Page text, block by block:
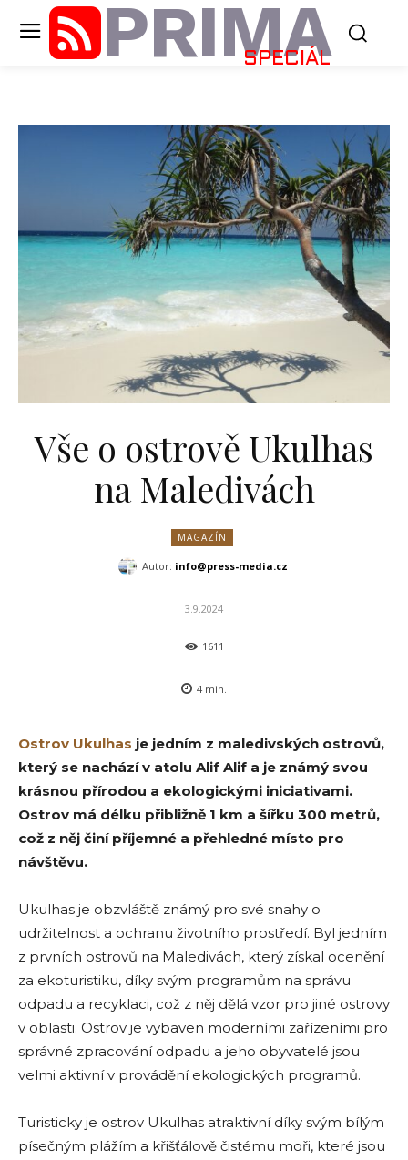
PRIMA
SPECIÁL
Vše o ostrově Ukulhas
na Maledivách
MAGAZÍN
Autor: info@press-media.cz
3.9.2024
1611
4 min.
Ostrov Ukulhas je jedním z maledivských ostrovů,
který se nachází v atolu Alif Alif a je známý svou
krásnou přírodou a ekologickými iniciativami.
Ostrov má délku přibližně 1 km a šířku 300 metrů,
což z něj činí příjemné a přehledné místo pro
návštěvu.
Ukulhas je obzvláště známý pro své snahy o
udržitelnost a ochranu životního prostředí. Byl jedním
z prvních ostrovů na Maledivách, který získal ocenění
za ekoturistiku, díky svým programům na správu
odpadu a recyklaci, což z něj dělá vzor pro jiné ostrovy
v oblasti. Ostrov je vybaven moderními zařízeními pro
správné zpracování odpadu a jeho obyvatelé jsou
velmi aktivní v provádění ekologických programů.
Turisticky je ostrov Ukulhas atraktivní díky svým bílým
písečným plážím a křišťálově čistému moři, které jsou